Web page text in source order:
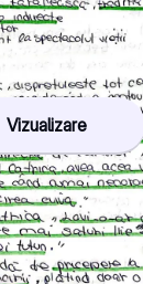
Vizualizare